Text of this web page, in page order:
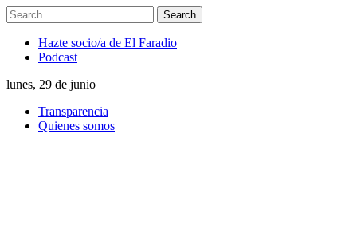
Hazte socio/a de El Faradio
Podcast
lunes, 29 de junio
Transparencia
Quienes somos